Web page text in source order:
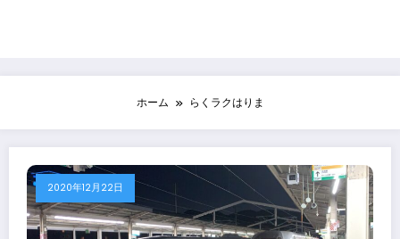
ホーム らくラクはりま
2020年12月22日